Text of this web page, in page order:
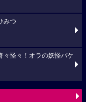
みつ
怪々！オラの妖怪バケ